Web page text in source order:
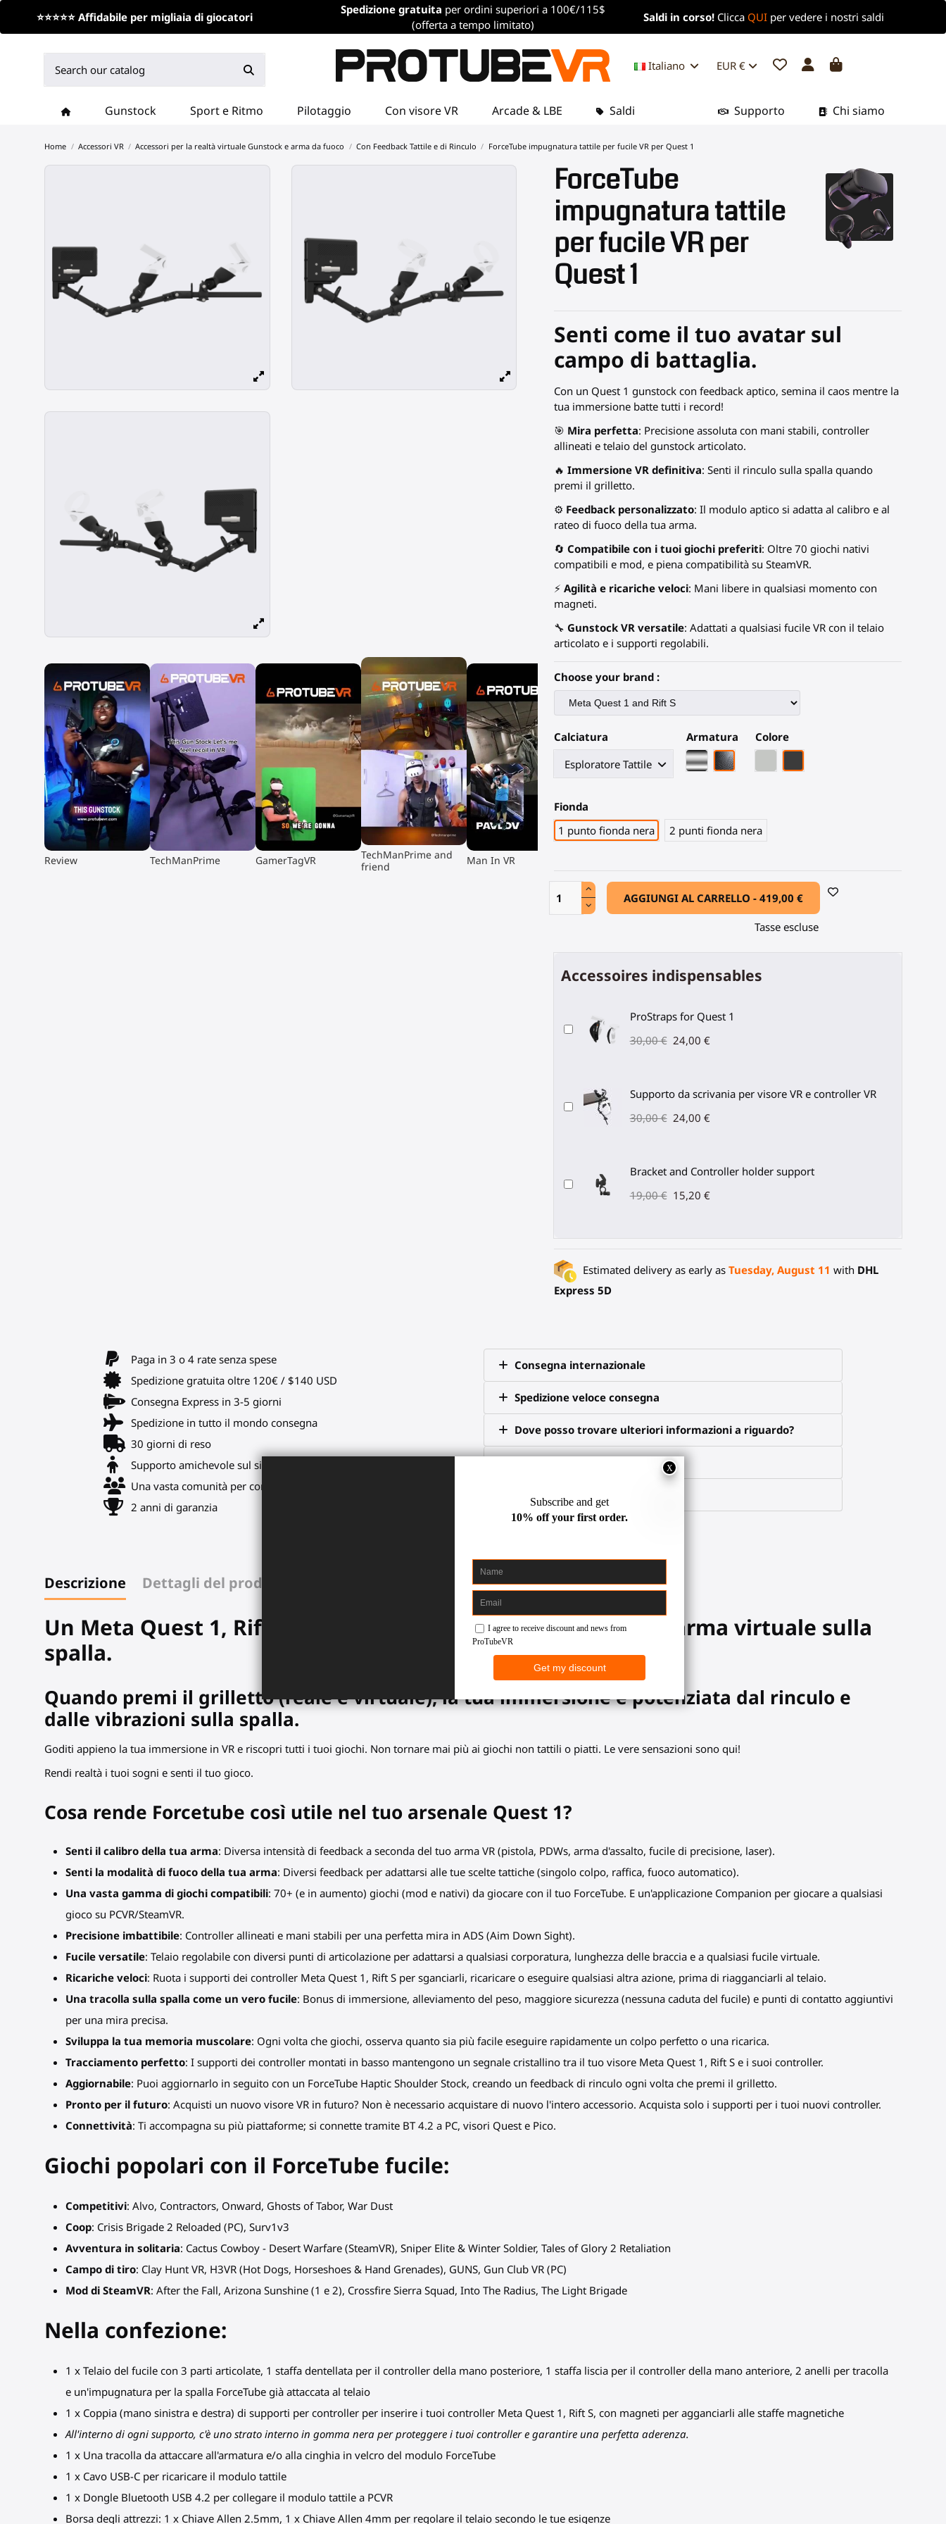
⭐⭐⭐⭐⭐ Affidabile per migliaia di giocatori
Spedizione gratuita per ordini superiori a 100€/115$
(offerta a tempo limitato)
Saldi in corso! Clicca QUI per vedere i nostri saldi
EUR €
Italiano
Gunstock Sport e Ritmo Pilotaggio Con visore VR Arcade & LBE Saldi Chi siamo
Supporto
Home Accessori VR Accessori per la realtà virtuale Gunstock e arma da fuoco Con Feedback Tattile e di Rinculo ForceTube impugnatura tattile per fucile VR per Quest 1
▶
Review ▶
TechManPrime ▶
GamerTagVR ▶
TechManPrime and
friend
▶
Man In VR
ForceTube
impugnatura tattile
per fucile VR per
Quest 1
Senti come il tuo avatar sul
campo di battaglia.
Con un Quest 1 gunstock con feedback aptico, semina il caos mentre la
tua immersione batte tutti i record!
🎯 Mira perfetta: Precisione assoluta con mani stabili, controller
allineati e telaio del gunstock articolato.
🔥 Immersione VR definitiva: Senti il rinculo sulla spalla quando
premi il grilletto.
⚙️ Feedback personalizzato: Il modulo aptico si adatta al calibro e al
rateo di fuoco della tua arma.
🔄 Compatibile con i tuoi giochi preferiti: Oltre 70 giochi nativi
compatibili e mod, e piena compatibilità su SteamVR.
⚡ Agilità e ricariche veloci: Mani libere in qualsiasi momento con
magneti.
🔧 Gunstock VR versatile: Adattati a qualsiasi fucile VR con il telaio
articolato e i supporti regolabili.
Choose your brand :
Calciatura
Armatura
Armatura cromata
Fibra di carbonio nera
Colore
Fionda
1 punto fionda nera
2 punti fionda nera
AGGIUNGI AL CARRELLO -419,00 €
Tasse escluse
Accessoires indispensables
ProStraps for Quest 1
30,00 € 24,00 €
Supporto da scrivania per visore VR e controller VR
30,00 € 24,00 €
Bracket and Controller holder support
19,00 € 15,20 €
Estimated delivery as early as Tuesday, August 11 with DHL
Express 5D
Paga in 3 o 4 rate senza spese
Spedizione gratuita oltre 120€ / $140 USD
Consegna Express in 3-5 giorni
Spedizione in tutto il mondo consegna
30 giorni di reso
Supporto amichevole sul sito web e su Discord
Una vasta comunità per compagni di gioco e consigli
2 anni di garanzia
Consegna internazionale
Spedizione veloce consegna
Dove posso trovare ulteriori informazioni a riguardo?
Descrizione Dettagli del prodotto
Un Meta Quest 1, Rift S
che simula il rinculo della tua arma virtuale sulla
spalla.
Quando premi il grilletto (reale e virtuale), la tua immersione è potenziata dal rinculo e
dalle vibrazioni sulla spalla.
Goditi appieno la tua immersione in VR e riscopri tutti i tuoi giochi. Non tornare mai più ai giochi non tattili o piatti. Le vere sensazioni sono qui!
Rendi realtà i tuoi sogni e senti il tuo gioco.
Cosa rende Forcetube così utile nel tuo arsenale Quest 1?
Senti il calibro della tua arma: Diversa intensità di feedback a seconda del tuo arma VR (pistola, PDWs, arma d'assalto, fucile di precisione, laser).
Senti la modalità di fuoco della tua arma: Diversi feedback per adattarsi alle tue scelte tattiche (singolo colpo, raffica, fuoco automatico).
Una vasta gamma di giochi compatibili: 70+ (e in aumento) giochi (mod e nativi) da giocare con il tuo ForceTube. E un'applicazione Companion per giocare a qualsiasi
gioco su PCVR/SteamVR.
Precisione imbattibile: Controller allineati e mani stabili per una perfetta mira in ADS (Aim Down Sight).
Fucile versatile: Telaio regolabile con diversi punti di articolazione per adattarsi a qualsiasi corporatura, lunghezza delle braccia e a qualsiasi fucile virtuale.
Ricariche veloci: Ruota i supporti dei controller Meta Quest 1, Rift S per sganciarli, ricaricare o eseguire qualsiasi altra azione, prima di riagganciarli al telaio.
Una tracolla sulla spalla come un vero fucile: Bonus di immersione, alleviamento del peso, maggiore sicurezza (nessuna caduta delfucile) e punti di contatto aggiuntivi
per una mira precisa.
Sviluppa la tua memoria muscolare: Ogni volta che giochi, osserva quanto sia più facile eseguire rapidamente un colpo perfetto o una ricarica.
Tracciamento perfetto: I supporti dei controller montati in basso mantengono un segnale cristallino tra il tuo visore Meta Quest 1, Rift S e i suoi controller.
Aggiornabile: Puoi aggiornarlo in seguito con un ForceTube Haptic Shoulder Stock, creando un feedback di rinculo ogni volta che premi il grilletto.
Pronto per il futuro: Acquisti un nuovo visore VR in futuro? Non è necessario acquistare di nuovo l'intero accessorio. Acquista solo i supporti per i tuoi nuovi controller.
Connettività: Ti accompagna su più piattaforme; si connette tramite BT 4.2 a PC, visori Quest e Pico.
Giochi popolari con il ForceTubefucile:
Competitivi: Alvo, Contractors, Onward, Ghosts of Tabor, War Dust
Coop: Crisis Brigade 2 Reloaded (PC), Surv1v3
Avventura in solitaria: Cactus Cowboy - Desert Warfare (SteamVR), Sniper Elite & Winter Soldier, Tales of Glory 2 Retaliation
Campo di tiro: Clay Hunt VR, H3VR (Hot Dogs, Horseshoes & Hand Grenades), GUNS, Gun Club VR (PC)
Mod di SteamVR: After the Fall, Arizona Sunshine (1 e 2), Crossfire Sierra Squad, Into The Radius, The Light Brigade
Nella confezione:
1 x Telaio delfucile con 3 parti articolate, 1 staffa dentellata per il controller della mano posteriore, 1 staffa liscia per il controller della mano anteriore, 2 anelli per tracolla
e un'impugnatura per la spalla ForceTube già attaccata al telaio
1 x Coppia (mano sinistra e destra) di supporti per controller per inserire i tuoi controller Meta Quest 1, Rift S, con magneti per agganciarli alle staffe magnetiche
All'interno di ogni supporto, c'è uno strato interno in gomma nera per proteggere i tuoi controller e garantire una perfetta aderenza.
1 x Una tracolla da attaccare all'armatura e/o alla cinghia in velcro del modulo ForceTube
1 x Cavo USB-C per ricaricare il modulo tattile
1 x Dongle Bluetooth USB 4.2 per collegare il modulo tattile a PCVR
Borsa degli attrezzi: 1 x Chiave Allen 2.5mm, 1 x Chiave Allen4mm per regolare il telaio secondo le tue esigenze